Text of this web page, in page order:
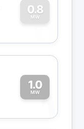
0.8
MW
0
1.0
MW1